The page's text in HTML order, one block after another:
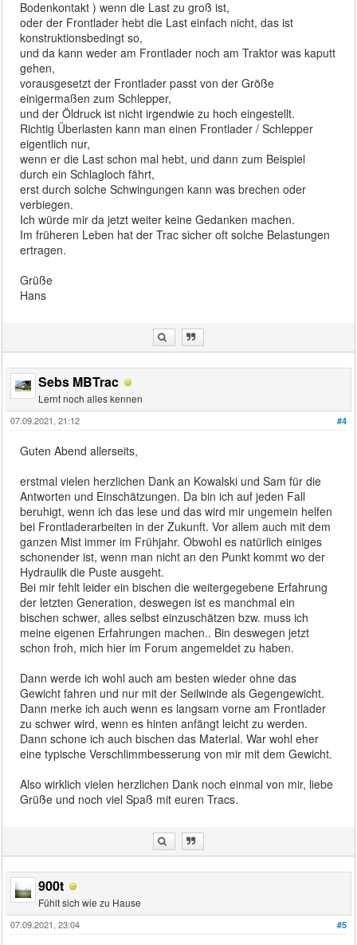
Bodenkontakt ) wenn die Last zu groß ist,
oder der Frontlader hebt die Last einfach nicht, das ist
konstruktionsbedingt so,
und da kann weder am Frontlader noch am Traktor was kaputt
gehen,
vorausgesetzt der Frontlader passt von der Größe
einigermaßen zum Schlepper,
und der Öldruck ist nicht irgendwie zu hoch eingestellt.
Richtig Überlasten kann man einen Frontlader / Schlepper
eigentlich nur,
wenn er die Last schon mal hebt, und dann zum Beispiel
durch ein Schlagloch fährt,
erst durch solche Schwingungen kann was brechen oder
verbiegen.
Ich würde mir da jetzt weiter keine Gedanken machen.
Im früheren Leben hat der Trac sicher oft solche Belastungen
ertragen.
Grüße
Hans
Sebs MBTrac
Lernt noch alles kennen
#4
07.09.2021, 21:12
Guten Abend allerseits,
erstmal vielen herzlichen Dank an Kowalski und Sam für die
Antworten und Einschätzungen. Da bin ich auf jeden Fall
beruhigt, wenn ich das lese und das wird mir ungemein helfen
bei Frontladerarbeiten in der Zukunft. Vor allem auch mit dem
ganzen Mist immer im Frühjahr. Obwohl es natürlich einiges
schonender ist, wenn man nicht an den Punkt kommt wo der
Hydraulik die Puste ausgeht.
Bei mir fehlt leider ein bischen die weitergegebene Erfahrung
der letzten Generation, deswegen ist es manchmal ein
bischen schwer, alles selbst einzuschätzen bzw. muss ich
meine eigenen Erfahrungen machen.. Bin deswegen jetzt
schon froh, mich hier im Forum angemeldet zu haben.
Dann werde ich wohl auch am besten wieder ohne das
Gewicht fahren und nur mit der Seilwinde als Gegengewicht.
Dann merke ich auch wenn es langsam vorne am Frontlader
zu schwer wird, wenn es hinten anfängt leicht zu werden.
Dann schone ich auch bischen das Material. War wohl eher
eine typische Verschlimmbesserung von mir mit dem Gewicht.
Also wirklich vielen herzlichen Dank noch einmal von mir, liebe
Grüße und noch viel Spaß mit euren Tracs.
900t
Fühlt sich wie zu Hause
#5
07.09.2021, 23:04